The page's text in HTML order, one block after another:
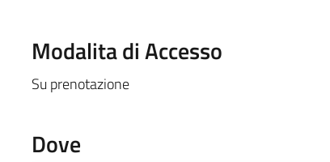
Modalita di Accesso
Su prenotazione
Dove